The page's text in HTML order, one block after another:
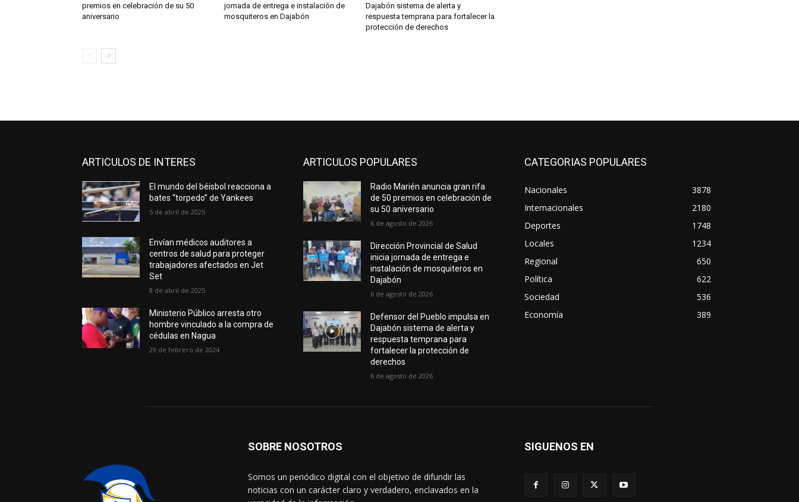
premios en celebración de su 50
aniversario
jornada de entrega e instalación de
mosquiteros en Dajabón
Dajabón sistema de alerta y
respuesta temprana para fortalecer la
protección de derechos
ARTICULOS DE INTERES
El mundo del béisbol reacciona a
bates “torpedo” de Yankees
5 de abril de 2025
Envían médicos auditores a
centros de salud para proteger
trabajadores afectados en Jet
Set
8 de abril de 2025
Ministerio Público arresta otro
hombre vinculado a la compra de
cédulas en Nagua
29 de febrero de 2024
ARTICULOS POPULARES
Radio Marién anuncia gran rifa
de 50 premios en celebración de
su 50 aniversario
6 de agosto de 2026
Dirección Provincial de Salud
inicia jornada de entrega e
instalación de mosquiteros en
Dajabón
6 de agosto de 2026
Defensor del Pueblo impulsa en
Dajabón sistema de alerta y
respuesta temprana para
fortalecer la protección de
derechos
6 de agosto de 2026
CATEGORIAS POPULARES
Nacionales
3878
Internacionales
2180
Deportes
1748
Locales
1234
Regional
650
Política
622
Sociedad
536
Economía
389
SOBRE NOSOTROS
Somos un periódico digital con el objetivo de difundir las
noticias con un carácter claro y verdadero, enclavados en la
SIGUENOS EN